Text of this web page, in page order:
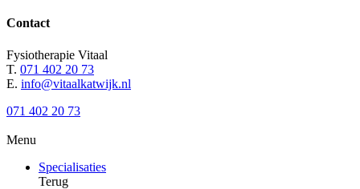
Contact
Fysiotherapie Vitaal
T. 071 402 20 73
E. info@vitaalkatwijk.nl
071 402 20 73
Menu
Specialisaties
Terug